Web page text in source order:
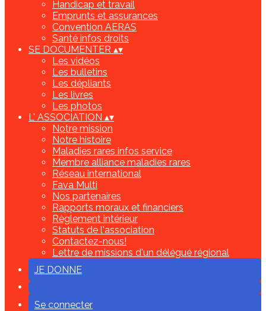
Handicap et travail
Emprunts et assurances
Convention AERAS
Santé infos droits
SE DOCUMENTER ▴▾
Les vidéos
Les bulletins
Les dépliants
Les livres
Les photos
L' ASSOCIATION ▴▾
Notre mission
Notre histoire
Maladies rares infos service
Membre alliance maladies rares
Réseau international
Fava Multi
Nos partenaires
Rapports moraux et financiers
Règlement intérieur
Statuts de l'association
Contactez-nous!
Lettre de missions d'un délégué régional
JE DONNE
Se connecter